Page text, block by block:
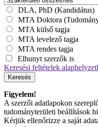
DLA, PhD (Kandidátus)
MTA Doktora
MTA külső tagja
MTA levelező tagja
MTA rendes tagja
Elhunyt szerzők is
Keresési feltételek
Keresés
Figyelem!
A szerzői adatlapokon
tudományterületi beállítások
Kérjük ellenőrizze a saját